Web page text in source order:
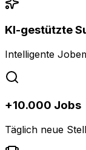
KI-gestützte
Intelligente
+10.000 Jobs
Täglich neue